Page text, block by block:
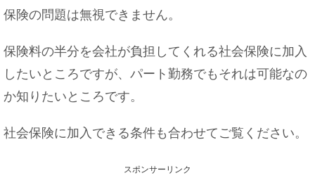
保険の問題は無視できません。
保険料の半分を会社が負担してくれる社会保険に加入
したいところですが、パート勤務でもそれは可能なの
か知りたいところです。
社会保険に加入できる条件も合わせてご覧ください。
スポンサーリンク